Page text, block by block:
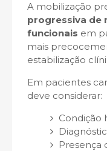
A mobilização
progressiva de
funcionais em
mais
estabilização
Em pacientes
deve considerar:
Condição
Presença